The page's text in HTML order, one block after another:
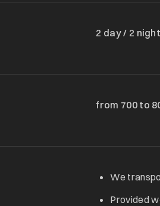
2 day / 2
from 700 to
We
Provided